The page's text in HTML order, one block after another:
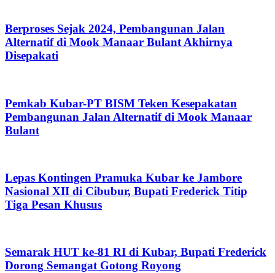
Berproses Sejak 2024, Pembangunan Jalan
Alternatif di Mook Manaar Bulant Akhirnya
Disepakati
Pemkab Kubar-PT BISM Teken Kesepakatan
Pembangunan Jalan Alternatif di Mook Manaar
Bulant
Lepas Kontingen Pramuka Kubar ke Jambore
Nasional XII di Cibubur, Bupati Frederick Titip
Tiga Pesan Khusus
Semarak HUT ke-81 RI di Kubar, Bupati Frederick
Dorong Semangat Gotong Royong